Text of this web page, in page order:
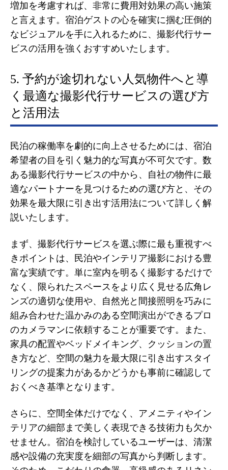
増加を考慮すれば、非常に費用対効果の高い施策
と言えます。宿泊ゲストの心を確実に掴む圧倒的
なビジュアルを手に入れるために、撮影代行サー
ビスの活用を強くおすすめいたします。
5. 予約が途切れない人気物件へと導
く最適な撮影代行サービスの選び方
と活用法
民泊の稼働率を劇的に向上させるためには、宿泊
希望者の目を引く魅力的な写真が不可欠です。数
ある撮影代行サービスの中から、自社の物件に最
適なパートナーを見つけるための選び方と、その
効果を最大限に引き出す活用法について詳しく解
説いたします。
まず、撮影代行サービスを選ぶ際に最も重視すべ
きポイントは、民泊やインテリア撮影における豊
富な実績です。単に室内を明るく撮影するだけで
なく、限られたスペースをより広く見せる広角レ
ンズの適切な使用や、自然光と間接照明を巧みに
組み合わせた温かみのある空間演出ができるプロ
のカメラマンに依頼することが重要です。また、
家具の配置やベッドメイキング、クッションの置
き方など、空間の魅力を最大限に引き出すスタイ
リングの提案力があるかどうかも事前に確認して
おくべき基準となります。
さらに、空間全体だけでなく、アメニティやイン
テリアの細部まで美しく表現できる技術力も欠か
せません。宿泊を検討しているユーザーは、清潔
感や設備の充実度を細部の写真から判断します。